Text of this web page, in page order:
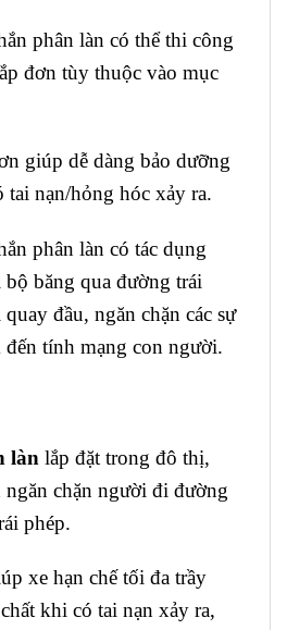
phân làn có thể thi công
đơn tùy thuộc vào mục
giúp dễ dàng bảo dưỡng
tai nạn/hỏng hóc xảy ra.
phân làn có tác dụng
băng qua đường trái
đầu, ngăn chặn các sự
tính mạng con người.
làn lắp đặt trong đô thị,
chặn người đi đường
phép.
xe hạn chế tối đa trầy
khi có tai nạn xảy ra,